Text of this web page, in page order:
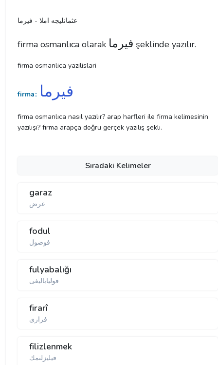
عثمانليجه املا - فیرما
firma osmanlıca olarak فیرما şeklinde yazılır.
firma osmanlica yazilislari
firma:: فیرما
firma osmanlıca nasıl yazılır? arap harfleri ile firma kelimesinin
yazılışı? firma arapça doğru gerçek yazılış şekli.
Sıradaki Kelimeler
garaz
غرض
fodul
فوضول
fulyabalığı
فولیا‌بالیغی
firarî
فراری
filizlenmek
فیلیزلنمك